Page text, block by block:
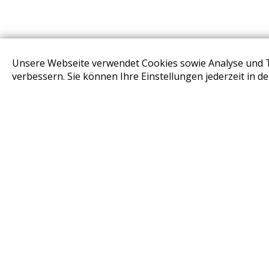
Unsere Webseite verwendet Cookies sowie Analyse
verbessern. Sie können Ihre Einstellungen jederzeit in
STORES